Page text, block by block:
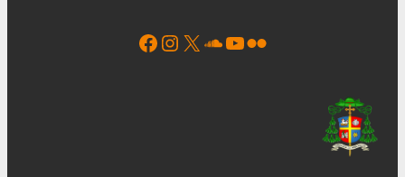
Facebook Instagram X Soundcloud YouTube Flickr